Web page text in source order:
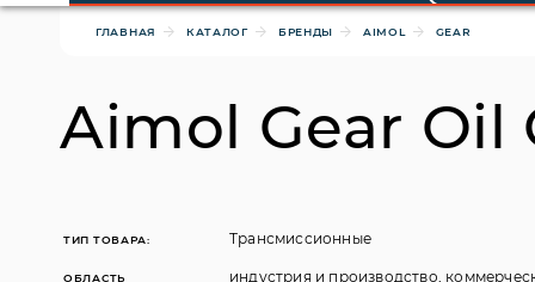
ГЛАВНАЯ КАТАЛОГ БРЕНДЫ AIMOL GEAR
Aimol Gear Oil
ТИП ТОВАРА: Трансмиссионные
ОБЛАСТЬ
индустрия и производство,